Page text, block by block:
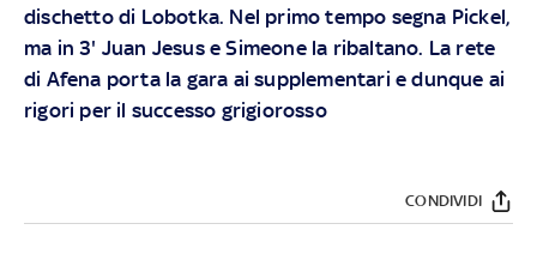
dischetto di Lobotka. Nel primo tempo segna Pickel,
ma in 3' Juan Jesus e Simeone la ribaltano. La rete
di Afena porta la gara ai supplementari e dunque ai
rigori per il successo grigiorosso
CONDIVIDI